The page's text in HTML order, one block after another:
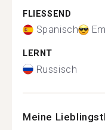
FLIESSEND
Spanisch
LERNT
Russisch
Meine